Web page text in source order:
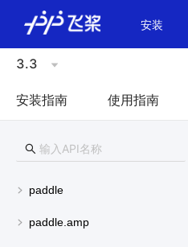
安装
3.3
安装指南 使用指南
paddle
paddle.amp